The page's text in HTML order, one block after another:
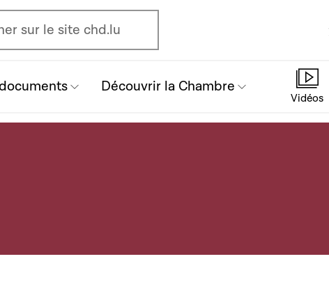
sur le site chd.lu
Découvrir la Chambre
Vidéos